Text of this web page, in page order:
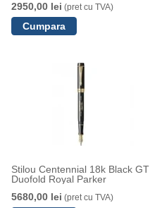
2950,00 lei (pret cu TVA)
Stilou Centennial 18k Black GT
Duofold Royal Parker
5680,00 lei (pret cu TVA)